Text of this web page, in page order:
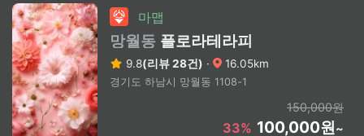
마맵
망월동 플로라테라피
9.8(리뷰 28건) · 16.05km
경기도 하남시 망월동 1108-1
150,000원
33% 100,000원~